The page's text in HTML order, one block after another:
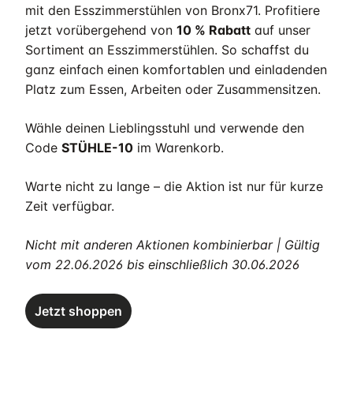
mit den Esszimmerstühlen von Bronx71. Profitiere
jetzt vorübergehend von 10 % Rabatt auf unser
Sortiment an Esszimmerstühlen. So schaffst du
ganz einfach einen komfortablen und einladenden
Platz zum Essen, Arbeiten oder Zusammensitzen.
Wähle deinen Lieblingsstuhl und verwende den
Code STÜHLE-10 im Warenkorb.
Warte nicht zu lange – die Aktion ist nur für kurze
Zeit verfügbar.
Nicht mit anderen Aktionen kombinierbar | Gültig
vom 22.06.2026 bis einschließlich 30.06.2026
Jetzt shoppen